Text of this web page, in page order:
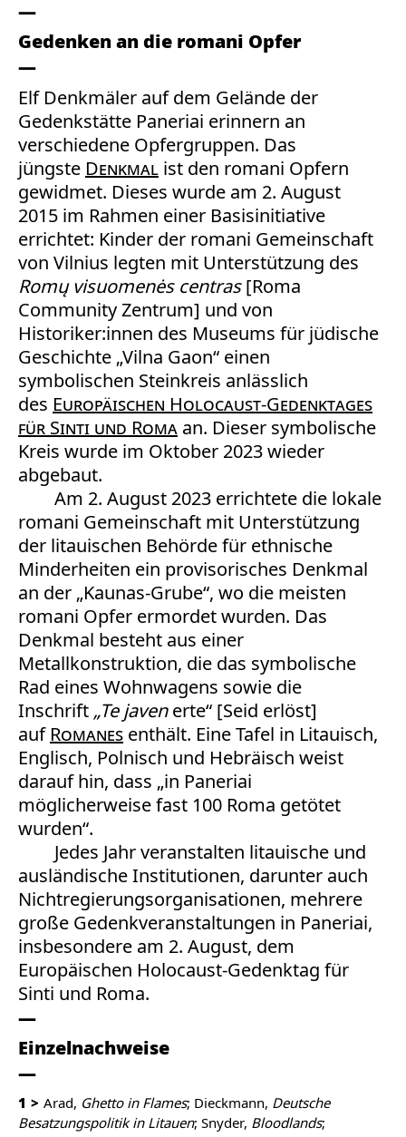
Gedenken an die romani Opfer
Elf Denkmäler auf dem Gelände der
Gedenkstätte Paneriai erinnern an
verschiedene Opfergruppen. Das
jüngste Denkmal ist den romani Opfern
gewidmet. Dieses wurde am 2. August
2015 im Rahmen einer Basisinitiative
errichtet: Kinder der romani Gemeinschaft
von Vilnius legten mit Unterstützung des
Romų visuomenės centras[Roma
Community Zentrum] und von
Historiker:innen des Museums für jüdische
Geschichte „Vilna Gaon“ einen
symbolischen Steinkreis anlässlich
des Europäischen Holocaust-Gedenktages
für Sinti und Roma an. Dieser symbolische
Kreis wurde im Oktober 2023 wieder
abgebaut.
Am 2. August 2023 errichtete die lokale
romani Gemeinschaft mit Unterstützung
der litauischen Behörde für ethnische
Minderheiten ein provisorisches Denkmal
an der „Kaunas-Grube“, wo die meisten
romani Opfer ermordet wurden. Das
Denkmal besteht aus einer
Metallkonstruktion, die das symbolische
Rad eines Wohnwagens sowie die
Inschrift „Te javenerte“ [Seid erlöst]
auf Romanes enthält. Eine Tafel in Litauisch,
Englisch, Polnisch und Hebräisch weist
darauf hin, dass „in Paneriai
möglicherweise fast 100 Roma getötet
wurden“.
Jedes Jahr veranstalten litauische und
ausländische Institutionen, darunter auch
Nichtregierungsorganisationen, mehrere
große Gedenkveranstaltungen in Paneriai,
insbesondere am 2. August, dem
Europäischen Holocaust-Gedenktag für
Sinti und Roma.
Einzelnachweise
1 Arad, Ghetto in Flames; Dieckmann, Deutsche
Besatzungspolitik in Litauen; Snyder, Bloodlands;